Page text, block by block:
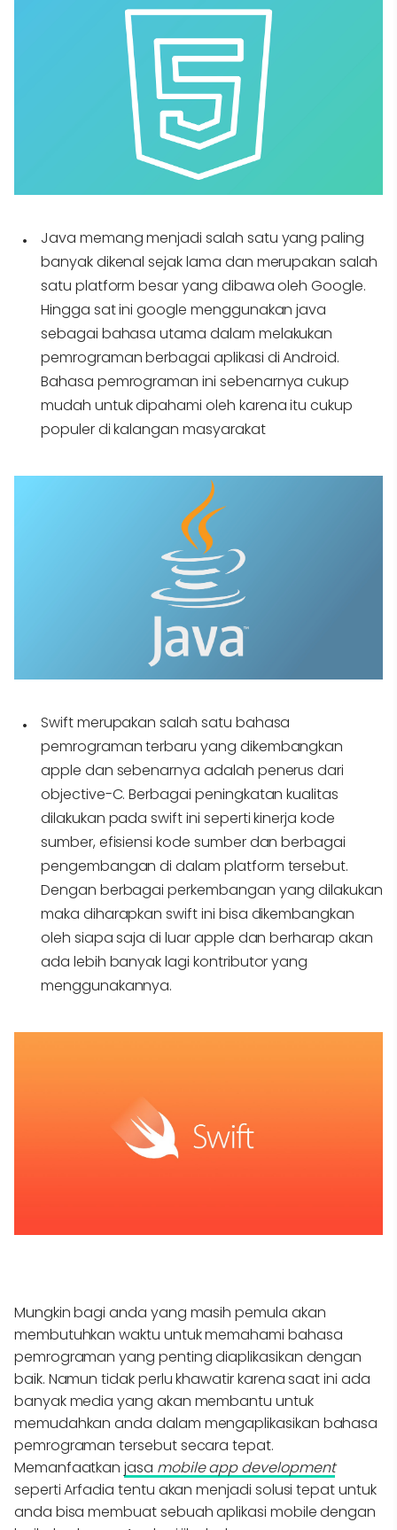
Java memang menjadi salah satu yang paling
banyak dikenal sejak lama dan merupakan salah
satu platform besar yang dibawa oleh Google.
Hingga sat ini google menggunakan java
sebagai bahasa utama dalam melakukan
pemrograman berbagai aplikasi di Android.
Bahasa pemrograman ini sebenarnya cukup
mudah untuk dipahami oleh karena itu cukup
populer di kalangan masyarakat
Swiftmerupakan salah satu bahasa
pemrograman terbaru yang dikembangkan
apple dan sebenarnya adalah penerus dari
objective-C. Berbagai peningkatan kualitas
dilakukan pada swift ini seperti kinerja kode
sumber, efisiensi kode sumber dan berbagai
pengembangan di dalam platform tersebut.
Dengan berbagai perkembangan yang dilakukan
maka diharapkan swift ini bisa dikembangkan
oleh siapa saja di luar apple dan berharap akan
ada lebih banyak lagi kontributor yang
menggunakannya.
Mungkin bagi anda yang masih pemula akan
membutuhkan waktu untuk memahami bahasa
pemrograman yang penting diaplikasikan dengan
baik. Namun tidak perlu khawatir karena saat ini ada
banyak media yang akan membantu untuk
memudahkan anda dalam mengaplikasikan bahasa
pemrograman tersebut secara tepat.
Memanfaatkanjasa mobile app development
seperti Arfadia tentu akan menjadi solusi tepat untuk
anda bisa membuat sebuah aplikasi mobile dengan